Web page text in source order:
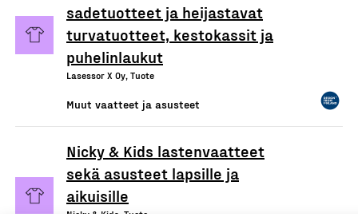
sadetuotteet ja heijastavat
turvatuotteet, kestokassit ja
puhelinlaukut
Lasessor X Oy, Tuote
Muut vaatteet ja asusteet
Nicky & Kids lastenvaatteet
sekä asusteet lapsille ja
aikuisille
Nicky & Kids, Tuote